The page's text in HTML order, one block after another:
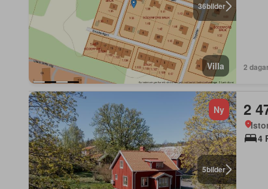
36bilder
Villa 2
5bilder
Ny 2
4